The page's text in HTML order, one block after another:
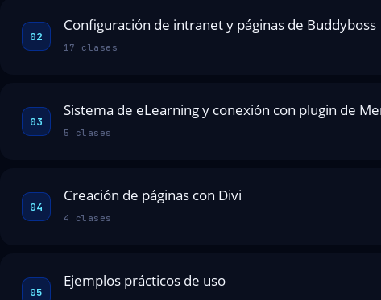
02
Configuración de intranet y páginas de Buddyboss
17 clases
03
Sistema de eLearning y conexión con plugin de
5 clases
04
Creación de páginas con Divi
4 clases
05
Ejemplos prácticos de uso